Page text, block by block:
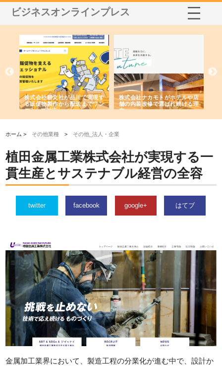
ビジネスオンラインプレス
株式会社耕文社が品川で実現す
る販促物製作から配送までワン
ストップ対応
株式会社ナカモトがホテルや店
舗の内装改修で選ばれ続ける理
由
ホーム > その他業種 > その他_法人・企業
植田金属工業株式会社が実現する一
貫生産とサステナブル経営の全容
twitter facebook google+ はてブ
金属加工業界において、製造工程の分業化が進む中で、設計か